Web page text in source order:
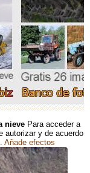
nieve Para acceder a
autorizar y de acuerdo
Añade efectos